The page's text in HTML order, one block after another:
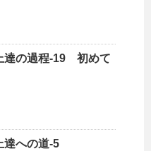
達の過程-19 初めて
達への道-5